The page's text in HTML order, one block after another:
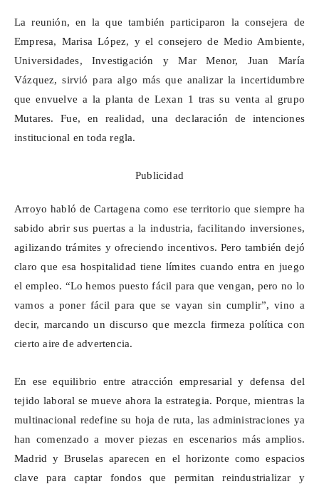
La reunión, en la que también participaron la consejera de
Empresa, Marisa López, y el consejero de Medio Ambiente,
Universidades, Investigación y Mar Menor, Juan María
Vázquez, sirvió para algo más que analizar la incertidumbre
que envuelve a la planta de Lexan 1 tras su venta al grupo
Mutares. Fue, en realidad, una declaración de intenciones
institucional en toda regla.
Publicidad
Arroyo habló de Cartagena como ese territorio que siempre ha
sabido abrir sus puertas a la industria, facilitando inversiones,
agilizando trámites y ofreciendo incentivos. Pero también dejó
claro que esa hospitalidad tiene límites cuando entra en juego
el empleo. “Lo hemos puesto fácil para que vengan, pero no lo
vamos a poner fácil para que se vayan sin cumplir”, vino a
decir, marcando un discurso que mezcla firmeza política con
cierto aire de advertencia.
En ese equilibrio entre atracción empresarial y defensa del
tejido laboral se mueve ahora la estrategia. Porque, mientras la
multinacional redefine su hoja de ruta, las administraciones ya
han comenzado a mover piezas en escenarios más amplios.
Madrid y Bruselas aparecen en el horizonte como espacios
clave para captar fondos que permitan reindustrializar y